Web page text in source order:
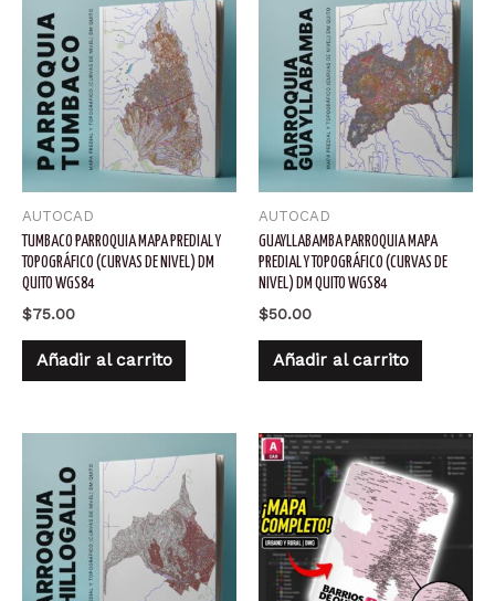
AUTOCAD
TUMBACO PARROQUIA MAPA PREDIAL Y
TOPOGRÁFICO (CURVAS DE NIVEL) DM
QUITO WGS84
$75.00
Añadir al carrito
AUTOCAD
GUAYLLABAMBA PARROQUIA MAPA
PREDIAL Y TOPOGRÁFICO (CURVAS DE
NIVEL) DM QUITO WGS84
$50.00
Añadir al carrito